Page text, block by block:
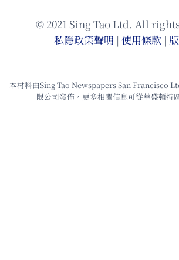
© 2021 Sing Tao Ltd. All
私隱政策聲明 | 使⽤條款 |
本材料由Sing Tao Newspapers San Francisco
限公司發佈，更多相關信息可從華盛頓特